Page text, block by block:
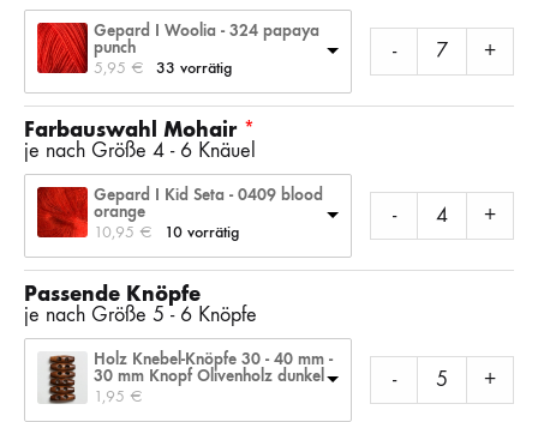
Gepard I Woolia - 324 papaya
punch
5,95 € 33 vorrätig
- +
Farbauswahl Mohair
je nach Größe 4 - 6 Knäuel
Gepard I Kid Seta - 0409 blood
orange
10,95 € 10 vorrätig
- +
Passende Knöpfe
je nach Größe 5 - 6 Knöpfe
Holz Knebel-Knöpfe 30 - 40 mm -
30 mm Knopf Olivenholz dunkel
1,95 €
- +